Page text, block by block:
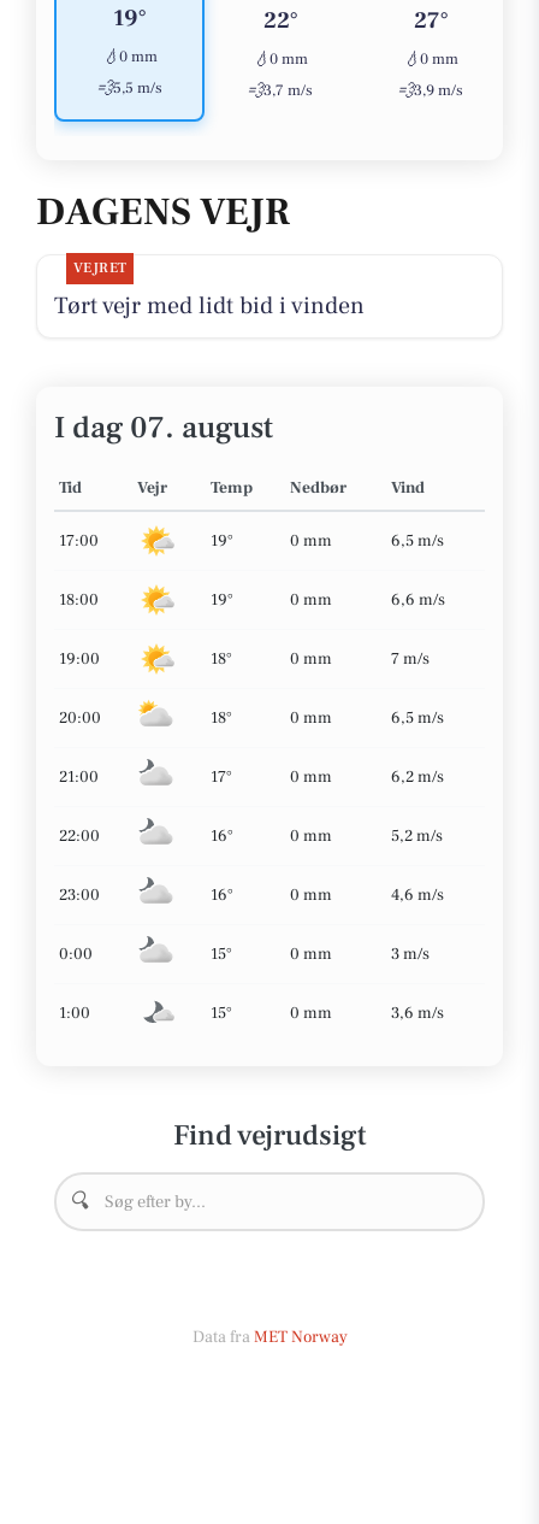
19°
💧0 mm
💨5,5 m/s
22°
💧0 mm
💨3,7 m/s
27°
💧0 mm
💨3,9 m/s
DAGENS VEJR
VEJRET
Tørt vejr med lidt bid i vinden
I dag 07. august
Tid Vejr Temp Nedbør Vind
17:00 19° 0 mm 6,5 m/s
18:00 19° 0 mm 6,6 m/s
19:00 18° 0 mm 7 m/s
20:00 18° 0 mm 6,5 m/s
21:00 17° 0 mm 6,2 m/s
22:00 16° 0 mm 5,2 m/s
23:00 16° 0 mm 4,6 m/s
0:00 15° 0 mm 3 m/s
1:00 15° 0 mm 3,6 m/s
Find vejrudsigt
🔍
Data fraMET Norway